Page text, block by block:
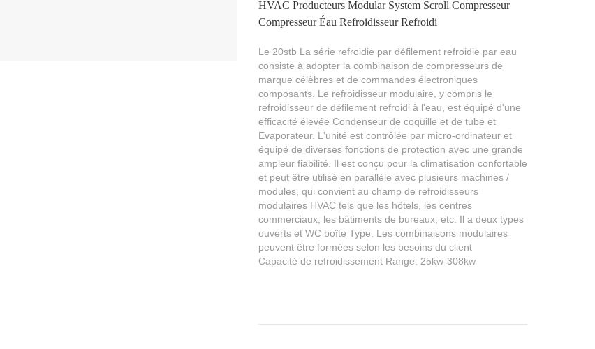
HVAC Producteurs Modular System Scroll Compresseur
Compresseur Éau Refroidisseur Refroidi
Le 20stb La série refroidie par défilement refroidie par eau
consiste à adopter la combinaison de compresseurs de
marque célèbres et de commandes électroniques
composants. Le refroidisseur modulaire, y compris le
refroidisseur de défilement refroidi à l'eau, est équipé d'une
efficacité élevée Condenseur de coquille et de tube et
Evaporateur. L'unité est contrôlée par micro-ordinateur et
équipé de diverses fonctions de protection avec une grande
ampleur fiabilité. Il est conçu pour la climatisation confortable
et peut être utilisé en parallèle avec plusieurs machines /
modules, qui convient au champ de refroidisseurs
modulaires HVAC tels que les hôtels, les centres
commerciaux, les bâtiments de bureaux, etc. Il a deux types
ouverts et WC boîte Type. Les combinaisons modulaires
peuvent être formées selon les besoins du client
Capacité de refroidissement Range: 25kw-308kw